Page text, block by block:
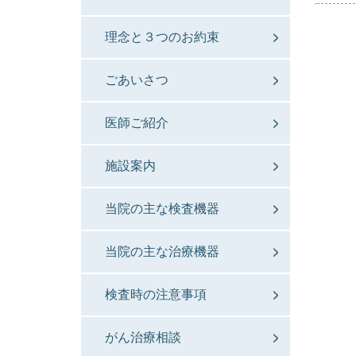
理念と３つのお約束
ごあいさつ
医師ご紹介
施設案内
当院の主な検査機器
当院の主な治療機器
検査時の注意事項
がん治療相談